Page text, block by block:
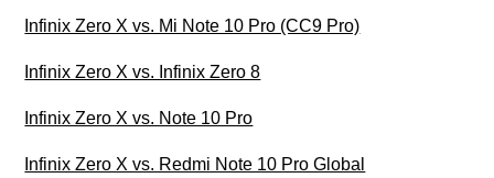
Infinix Zero X vs. Mi Note 10 Pro (CC9 Pro)
Infinix Zero X vs. Infinix Zero 8
Infinix Zero X vs. Note 10 Pro
Infinix Zero X vs. Redmi Note 10 Pro Global